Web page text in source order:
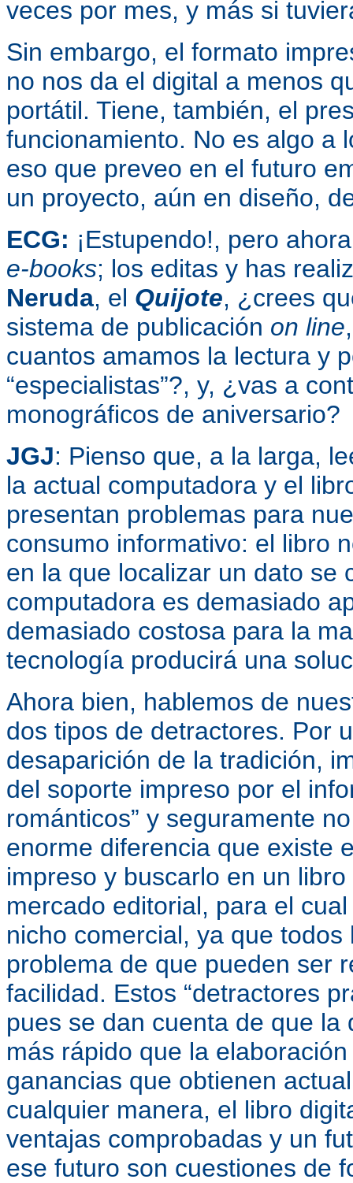
veces por mes, y más si
Sin embargo, el formato
no nos da el digital a menos
portátil. Tiene, también, el
funcionamiento. No es algo a
eso que preveo en el futuro
un proyecto, aún en diseño,
ECG: ¡Estupendo!, pero
e-books; los editas y has
Neruda, el Quijote, ¿crees
sistema de publicación on line
cuantos amamos la lectura y
“especialistas”?, y, ¿vas a
monográficos de aniversario?
JGJ: Pienso que, a la larga,
la actual computadora y el
presentan problemas para
consumo informativo: el libro
en la que localizar un dato se
computadora es demasiado
demasiado costosa para la
tecnología producirá una
Ahora bien, hablemos de
dos tipos de detractores. Por
desaparición de la tradición,
del soporte impreso por el
románticos” y seguramente
enorme diferencia que existe
impreso y buscarlo en un
mercado editorial, para el
nicho comercial, ya que
problema de que pueden ser
facilidad. Estos “detractores
pues se dan cuenta de que
más rápido que la
ganancias que obtienen
cualquier manera, el libro
ventajas comprobadas y un
ese futuro son cuestiones de